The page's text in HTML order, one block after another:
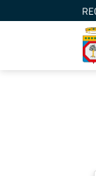
Salta al